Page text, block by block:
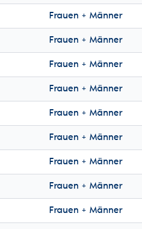
Frauen + Männer
Frauen + Männer
Frauen + Männer
Frauen + Männer
Frauen + Männer
Frauen + Männer
Frauen + Männer
Frauen + Männer
Frauen + Männer